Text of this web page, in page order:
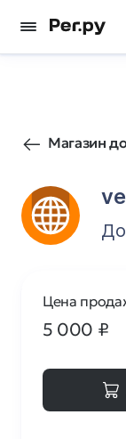
Магазин
Цена
5 000 ₽